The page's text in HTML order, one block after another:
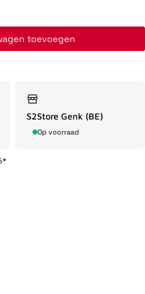
toevoegen
S2Store Genk (BE)
Op voorraad